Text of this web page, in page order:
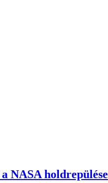
NASA holdrepülése